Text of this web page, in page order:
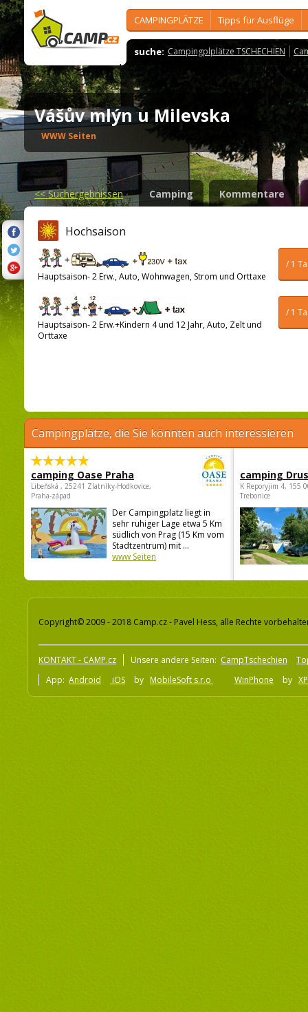
CAMPINGPLÄTZE Tipps für Ausflüge
suche: Campingplplätze TSCHECHIEN
Vášův mlýn u Milevska
WWW Seiten
<<Suchergebnissen Camping Kommentare
Hochsaison
/ 1
Hauptsaison- 2 Erw., Auto, Wohnwagen, Strom und Orttaxe
/ 1
Hauptsaison- 2 Erw.+Kindern 4 und 12 Jahr, Auto, Zelt und
Orttaxe
Campingplätze, die Sie könnten auch interessieren
camping Oase Praha
Libeňská , 25241 Zlatníky-Hodkovice,
Praha-západ
Der Campingplatz liegt in
sehr ruhiger Lage etwa 5 Km
südlich von Prag (15 Km vom
Stadtzentrum) mit ...
www Seiten
camping
K Reporyjim 4, 155
Trebonice
Copyright© 2009 - 2018 Camp.cz - Pavel Hess, alle Rechte
KONTAKT - CAMP.cz Unsere andere Seiten: CampTschechien
App: Android iOS by MobileSoft s.r.o WinPhone by